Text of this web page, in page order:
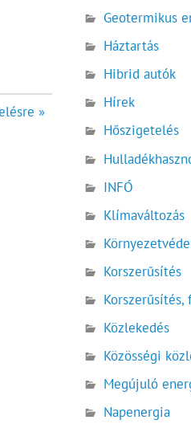
»
Geotermikus
Háztartás
Hibrid autók
Hírek
Hőszigetelés
INFÓ
Klímaváltozás
Korszerűsítés
Közlekedés
Közösségi
Megújuló
Napenergia